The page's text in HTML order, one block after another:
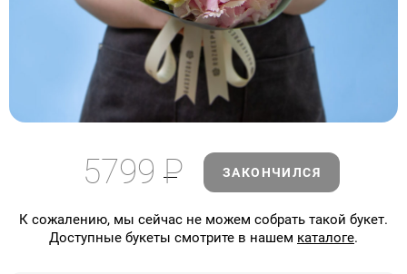
5799Р ЗАКОНЧИЛСЯ
К сожалению, мы сейчас не можем собрать такой букет.
Доступные букеты смотрите в нашем каталоге.